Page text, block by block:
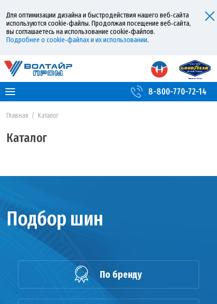
Для оптимизации дизайна и быстродействия нашего веб‑сайта
используются cookie‑файлы. Продолжая посещение веб‑сайта,
вы соглашаетесь на использование cookie‑файлов.
Подробнее о cookie‑файлах и их использовании.
8-800-770-72-14
Главная / Каталог
Каталог
Подбор шин
По бренду